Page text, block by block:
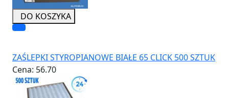
DO KOSZYKA
ZAŚLEPKI STYROPIANOWE BIAŁE 65 CLICK 500 SZTUK
Cena: 56.70